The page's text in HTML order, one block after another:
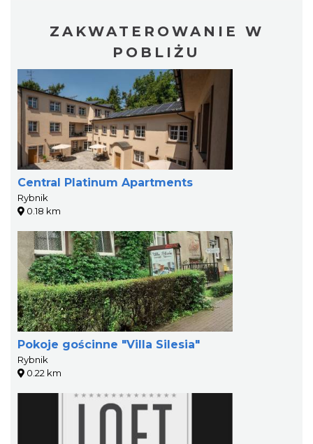
ZAKWATEROWANIE W
POBLIŻU
Central Platinum Apartments
Rybnik
0.18 km
Pokoje gościnne "Villa Silesia"
Rybnik
0.22 km